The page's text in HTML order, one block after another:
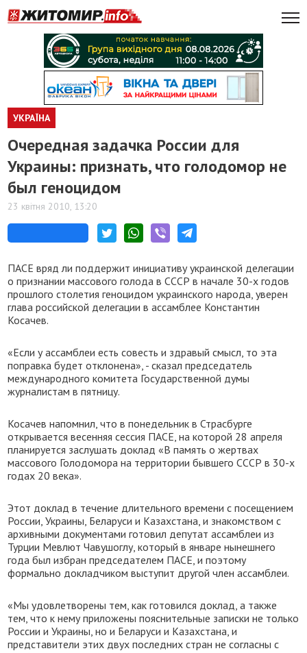
УКРАЇНА
Очередная задачка России для
Украины: признать, что голодомор не
был геноцидом
23 квітня 2010, 13:20
ПАСЕ вряд ли поддержит инициативу украинской делегации
о признании массового голода в СССР в начале 30-х годов
прошлого столетия геноцидом украинского народа, уверен
глава российской делегации в ассамблее Константин
Косачев.
«Если у ассамблеи есть совесть и здравый смысл, то эта
поправка будет отклонена», - сказал председатель
международного комитета Государственной думы
журналистам в пятницу.
Косачев напомнил, что в понедельник в Страсбурге
открывается весенняя сессия ПАСЕ, на которой 28 апреля
планируется заслушать доклад «В память о жертвах
массового Голодомора на территории бывшего СССР в 30-х
годах 20 века».
Этот доклад в течение длительного времени с посещением
России, Украины, Беларуси и Казахстана, и знакомством с
архивными документами готовил депутат ассамблеи из
Турции Мевлют Чавушоглу, который в январе нынешнего
года был избран председателем ПАСЕ, и поэтому
формально докладчиком выступит другой член ассамблеи.
«Мы удовлетворены тем, как готовился доклад, а также
тем, что к нему приложены пояснительные записки не только
России и Украины, но и Беларуси и Казахстана, и
представители этих двух последних стран не согласны с